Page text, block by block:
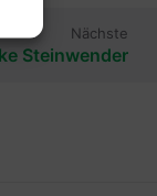
Nächste
Steinwender